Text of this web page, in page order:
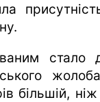
стало
більшій,